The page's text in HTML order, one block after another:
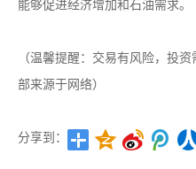
能够促进经济增加和石油需求。
（温馨提醒：交易有风险，投
部来源于网络）
分享到：